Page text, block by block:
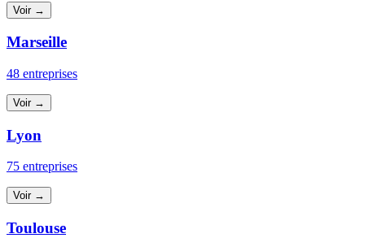
Voir →
Marseille
48 entreprises
Voir →
Lyon
75 entreprises
Voir →
Toulouse